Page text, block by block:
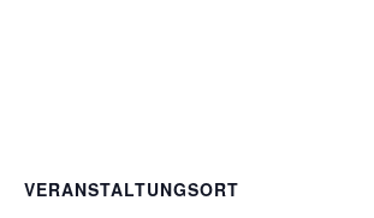
VERANSTALTUNGSORT